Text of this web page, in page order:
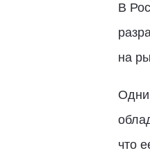
В
на
что